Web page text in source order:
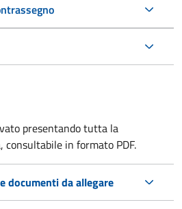
presentando tutta la
in formato PDF.
documenti da allegare